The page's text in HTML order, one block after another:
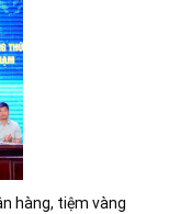
hàng, tiệm vàng